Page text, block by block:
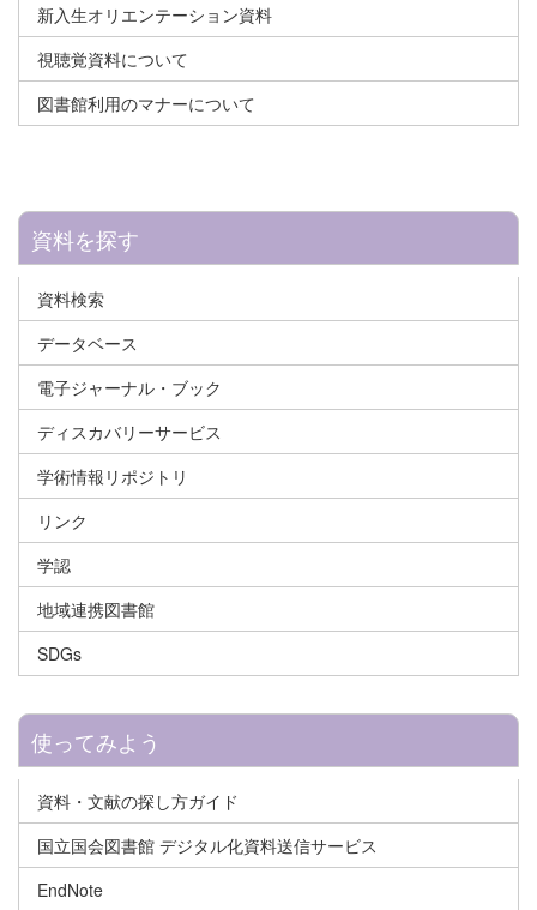
新入生オリエンテーション資料
視聴覚資料について
図書館利用のマナーについて
資料を探す
資料検索
データベース
電子ジャーナル・ブック
ディスカバリーサービス
学術情報リポジトリ
リンク
学認
地域連携図書館
SDGs
使ってみよう
資料・文献の探し方ガイド
国立国会図書館 デジタル化資料送信サービス
EndNote